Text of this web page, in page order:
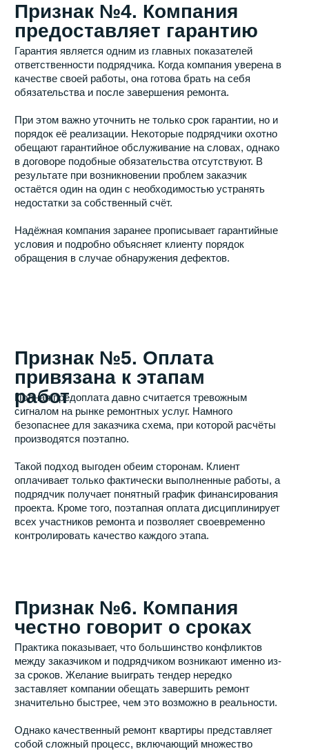
надзора регулярно проверяет выполненные работы,
контролирует соблюдение технологий и оценивает
соответствие результата проектной документации.
Для заказчика это означает значительно более
высокий уровень предсказуемости результата.
Современный ремонт включает сотни решений,
которые напрямую влияют на удобство дальнейшей
эксплуатации квартиры. Выбор электрики, сантехники,
отделочных материалов, шумоизоляции и инженерных
систем требует профессионального подхода.
выполнением указаний клиента, а помогает оценить
плюсы и минусы различных вариантов. Благодаря
этому заказчик получает не только ремонт, но и
экспертную поддержку на протяжении всего проекта.
Признак №8. Подрядчик
помогает принимать
технические решения
Для многих владельцев квартир ремонт становится
источником стресса именно из-за недостатка
информации. Когда заказчик не понимает, что
происходит на объекте, возникает ощущение потери
контроля над ситуацией.
Современные подрядчики решают эту проблему за
счёт регулярной отчётности, фотофиксации этапов
работ и постоянной коммуникации с клиентом. Чем
проще избежать недопонимания и конфликтов.
постоянную связь с
клиентом
Подобные объекты требуют высокого уровня
организации, грамотной координации специалистов и
глубокого понимания инженерных процессов. Опыт
работы со сложными проектами обычно говорит о
зрелости внутренних процессов компании и её
способности справляться с нестандартными задачами.
Признак №10. Компания
имеет опыт реализации
сложных проектов
Отзывы остаются важным инструментом оценки
подрядчика, однако подходить к их изучению стоит
Признак №11. Отзывы